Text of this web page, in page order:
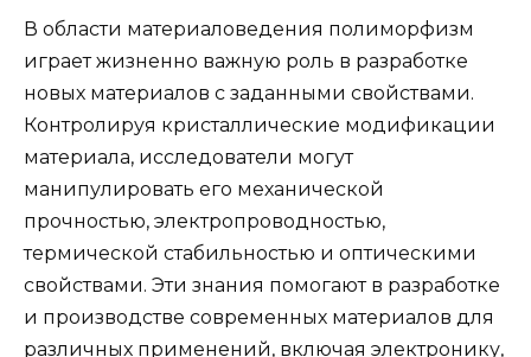
В области материаловедения полиморфизм
играет жизненно важную роль в разработке
новых материалов с заданными свойствами.
Контролируя кристаллические модификации
материала, исследователи могут
манипулировать его механической
прочностью, электропроводностью,
термической стабильностью и оптическими
свойствами. Эти знания помогают в разработке
и производстве современных материалов для
различных применений, включая электронику,